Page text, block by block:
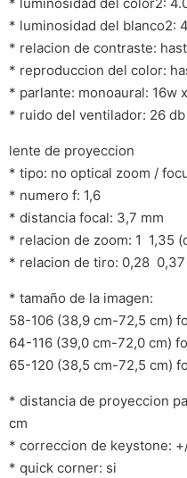
* luminosidad del color2:
* luminosidad del blanco2:
* relacion de contraste:
* reproduccion del color:
* parlante: monoaural: 16w
* ruido del ventilador: 26
lente de proyeccion
* tipo: no optical zoom /
* numero f: 1,6
* distancia focal: 3,7 mm
* relacion de zoom: 1  1,35
* relacion de tiro: 0,28  0,37
* tamaño de la imagen:
58-106 (38,9 cm-72,5 cm)
64-116 (39,0 cm-72,0 cm)
65-120 (38,5 cm-72,5 cm)
* distancia de proyeccion
cm
* correccion de keystone:
* quick corner: si